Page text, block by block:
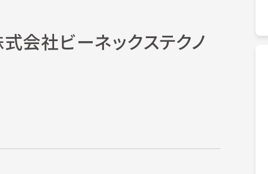
会社ビーネックステクノ